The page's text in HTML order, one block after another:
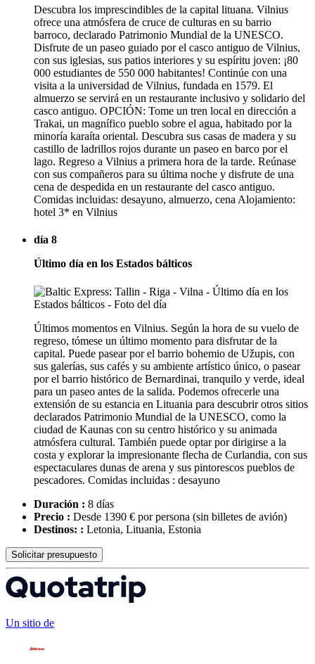
Descubra los imprescindibles de la capital lituana. Vilnius
ofrece una atmósfera de cruce de culturas en su barrio
barroco, declarado Patrimonio Mundial de la UNESCO.
Disfrute de un paseo guiado por el casco antiguo de Vilnius,
con sus iglesias, sus patios interiores y su espíritu joven: ¡80
000 estudiantes de 550 000 habitantes! Continúe con una
visita a la universidad de Vilnius, fundada en 1579. El
almuerzo se servirá en un restaurante inclusivo y solidario del
casco antiguo. OPCIÓN: Tome un tren local en dirección a
Trakai, un magnífico pueblo sobre el agua, habitado por la
minoría karaíta oriental. Descubra sus casas de madera y su
castillo de ladrillos rojos durante un paseo en barco por el
lago. Regreso a Vilnius a primera hora de la tarde. Reúnase
con sus compañeros para su última noche y disfrute de una
cena de despedida en un restaurante del casco antiguo.
Comidas incluidas: desayuno, almuerzo, cena Alojamiento:
hotel 3* en Vilnius
día 8
Último día en los Estados bálticos
Últimos momentos en Vilnius. Según la hora de su vuelo de
regreso, tómese un último momento para disfrutar de la
capital. Puede pasear por el barrio bohemio de Užupis, con
sus galerías, sus cafés y su ambiente artístico único, o pasear
por el barrio histórico de Bernardinai, tranquilo y verde, ideal
para un paseo antes de la salida. Podemos ofrecerle una
extensión de su estancia en Lituania para descubrir otros sitios
declarados Patrimonio Mundial de la UNESCO, como la
ciudad de Kaunas con su centro histórico y su animada
atmósfera cultural. También puede optar por dirigirse a la
costa y explorar la impresionante flecha de Curlandia, con sus
espectaculares dunas de arena y sus pintorescos pueblos de
pescadores. Comidas incluidas : desayuno
Duración : 8 días
Precio : Desde 1390 € por persona (sin billetes de avión)
Destinos: : Letonia, Lituania, Estonia
Solicitar presupuesto
Un sitio de